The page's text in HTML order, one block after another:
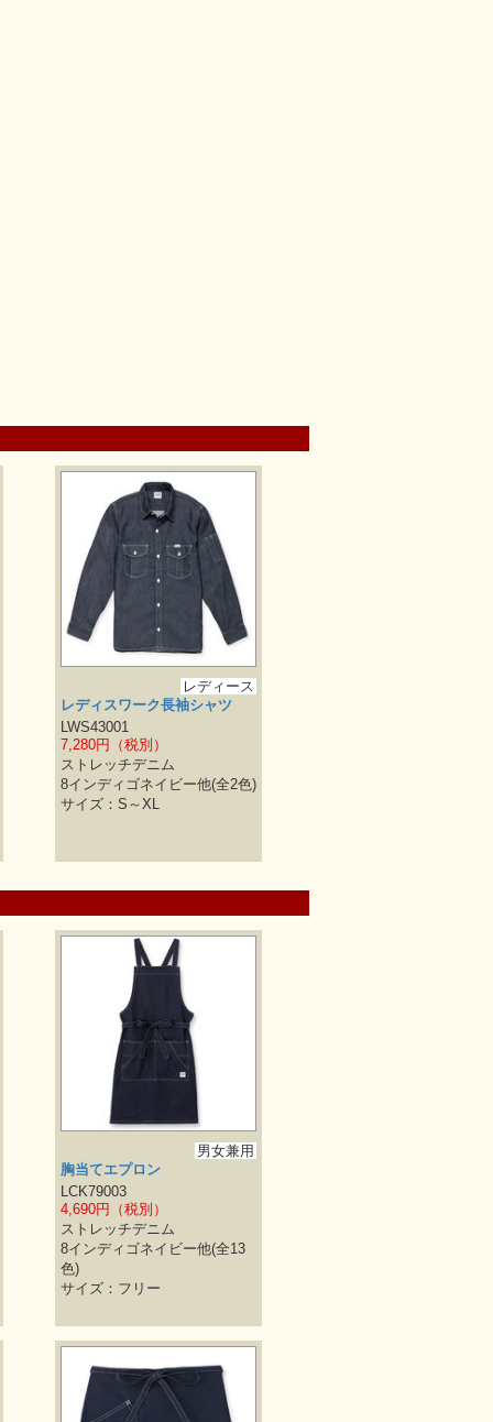
レディース
レディスワーク長袖シャツ
LWS43001
7,280円（税別）
ストレッチデニム
8インディゴネイビー他(全2色)
サイズ：S～XL
男女兼用
胸当てエプロン
LCK79003
4,690円（税別）
ストレッチデニム
8インディゴネイビー他(全13
色)
サイズ：フリー